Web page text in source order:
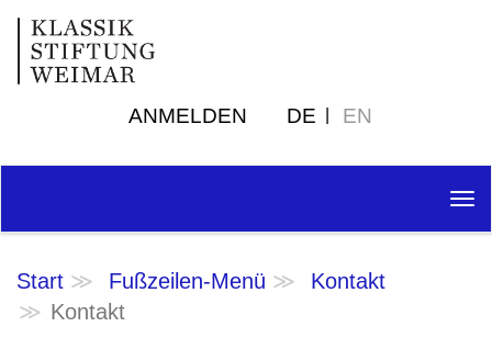
ANMELDEN DE EN
Start Fußzeilen-Menü
Kontakt
Kontakt